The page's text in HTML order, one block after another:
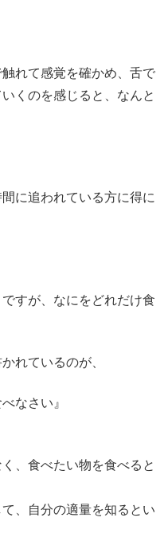
れて感覚を確かめ、舌で
くのを感じると、なんと
に追われている方に得に
すが、なにをどれだけ食
れているのが、
なさい』
、食べたい物を食べると
、自分の適量を知るとい